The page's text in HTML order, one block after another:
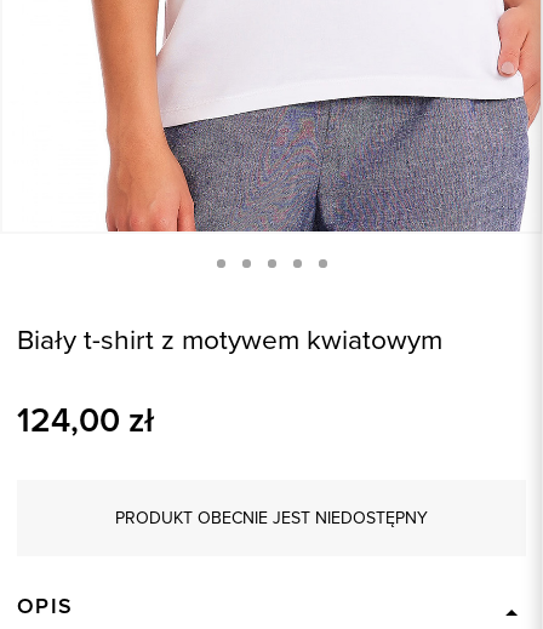
Biały t-shirt z motywem kwiatowym
124,00 zł
PRODUKT OBECNIE JEST NIEDOSTĘPNY
OPIS